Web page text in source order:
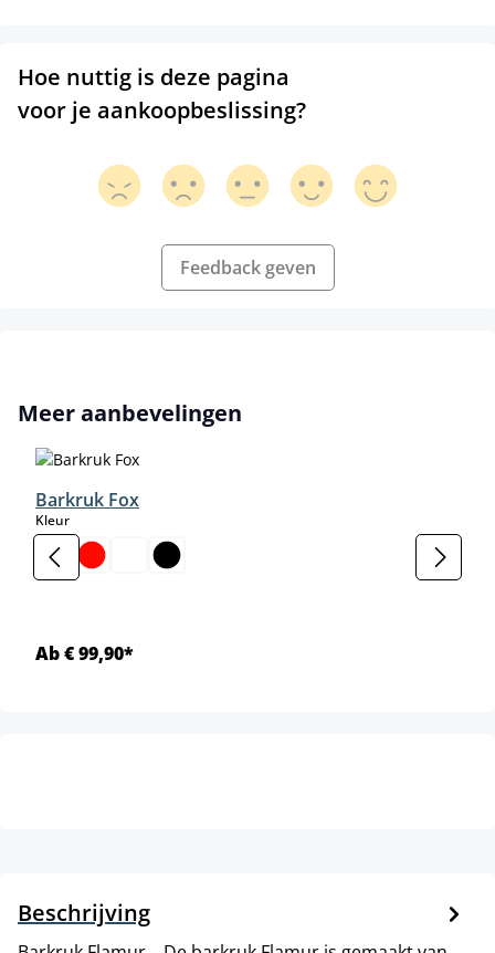
Hoe nuttig is deze pagina
voor je aankoopbeslissing?
Feedback geven
Productgalerij overslaan
Meer aanbevelingen
Barkruk Fox
Kleurselect
Ab € 99,90*
Beschrijving